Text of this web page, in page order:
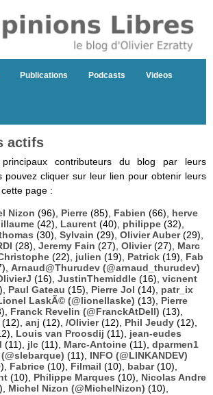
Publications Podcasts Videos
actifs
contributeurs du blog par leurs
pouvez cliquer sur leur lien pour obtenir leurs
page :
Nizon (96), Pierre (85), Fabien (66), herve
(42), Laurent (40), philippe (32),
(30), Sylvain (29), Olivier Auber(29),
(28), Jeremy Fain (27), Olivier(27), Marc
(22), julien (19), Patrick (19), Fab
Arnaud@Thurudev (@arnaud_thurudev)
(16), JustinThemiddle (16), vicnent
Paul Gateau (15), Pierre Jol (14), patr_ix
LaskÃ© (@lionellaske) (13), Pierre
Franck Revelin (@FranckAtDell) (13),
(12), anj (12), /Olivier(12), Phil Jeudy (12),
Louis van Proosdij (11), jean-eudes
(11), jlc (11), Marc-Antoine (11), dparmen1
(11), INFO (@LINKANDEV)
Fabrice (10), Filmail (10), babar(10),
(10), Philippe Marques (10), Nicolas Andre
Michel Nizon (@MichelNizon) (10),